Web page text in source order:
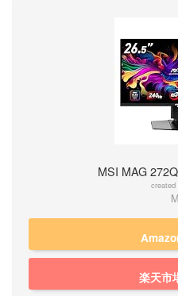
MSI MAG
created
楽天市